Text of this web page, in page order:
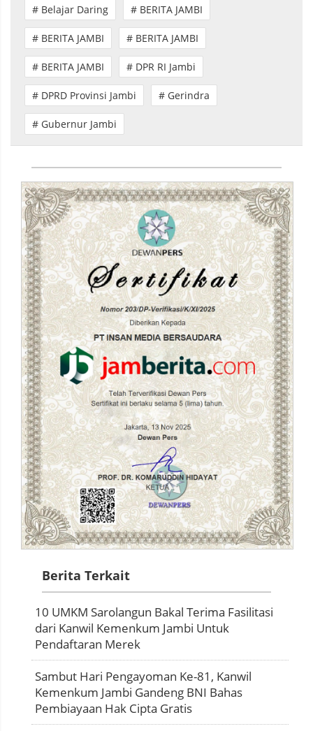
# Belajar Daring # BERITA JAMBI
# BERITA JAMBI # BERITA JAMBI
# BERITA JAMBI # DPR RI Jambi
# DPRD Provinsi Jambi # Gerindra
# Gubernur Jambi
Berita Terkait
10 UMKM Sarolangun Bakal Terima Fasilitasi
dari Kanwil Kemenkum Jambi Untuk
Pendaftaran Merek
Sambut Hari Pengayoman Ke-81, Kanwil
Kemenkum Jambi Gandeng BNI Bahas
Pembiayaan Hak Cipta Gratis